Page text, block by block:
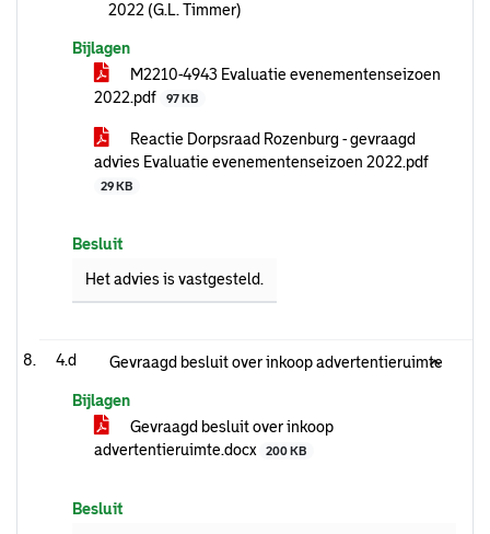
2022 (G.L. Timmer)
Bijlagen
M2210-4943 Evaluatie evenementenseizoen
2022.pdf
97 KB
Reactie Dorpsraad Rozenburg - gevraagd
advies Evaluatie evenementenseizoen 2022.pdf
29 KB
Besluit
Het advies is vastgesteld.
4.d Gevraagd besluit over inkoop advertentieruimte
Bijlagen
Gevraagd besluit over inkoop
advertentieruimte.docx
200 KB
Besluit